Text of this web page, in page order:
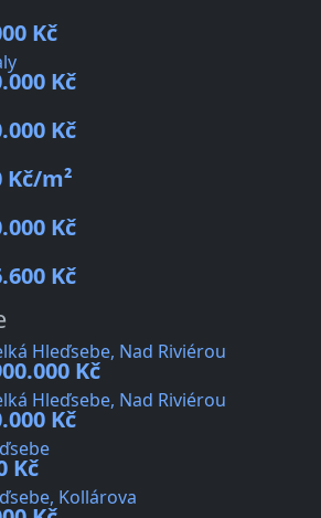
Kč
Kč
Kč
Kč/m²
Kč
Kč
Hleďsebe, Nad Riviérou
Kč
Hleďsebe, Nad Riviérou
Kč
Kč
Kollárova